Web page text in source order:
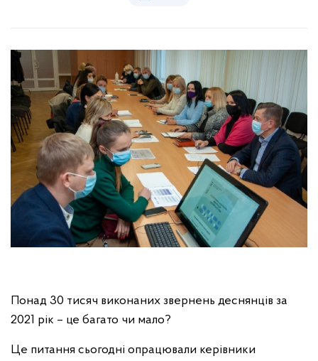
Понад 30 тисяч виконаних звернень деснянців за
2021 рік – це багато чи мало?
Це питання сьогодні опрацювали керівники